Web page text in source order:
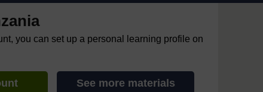
you can set up a personal learning profile on
See more materials